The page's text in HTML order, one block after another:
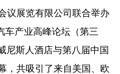
议展览有限公司联合举办
车产业高峰论坛（第三
尼斯人酒店与第八届中国
，共吸引了来自美国、欧